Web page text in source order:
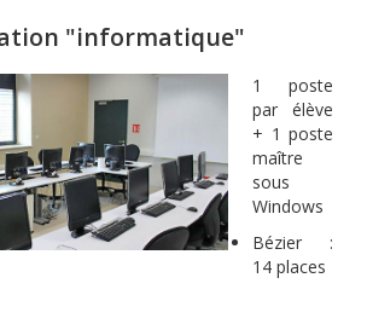
"informatique"
1 poste
par élève
+ 1 poste
maître
sous
Windows
Bézier :
14 places